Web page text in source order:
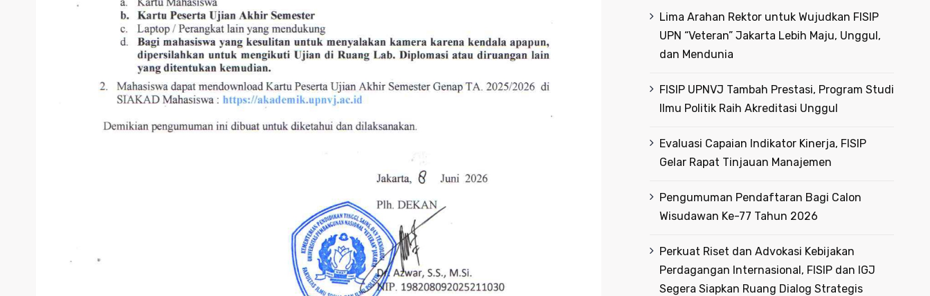
Lima Arahan Rektor untuk Wujudkan FISIP
UPN “Veteran” Jakarta Lebih Maju, Unggul,
dan Mendunia
FISIP UPNVJ Tambah Prestasi, Program Studi
Ilmu Politik Raih Akreditasi Unggul
Evaluasi Capaian Indikator Kinerja, FISIP
Gelar Rapat Tinjauan Manajemen
Pengumuman Pendaftaran Bagi Calon
Wisudawan Ke-77 Tahun 2026
Perkuat Riset dan Advokasi Kebijakan
Perdagangan Internasional, FISIP dan IGJ
Segera Siapkan Ruang Dialog Strategis